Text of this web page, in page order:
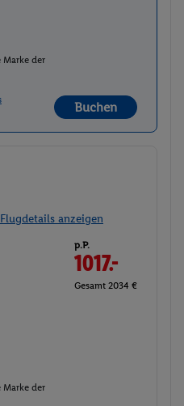
Marke der
Buchen
Flugdetails anzeigen
p.P.
1017.-
Gesamt 2034 €
Marke der